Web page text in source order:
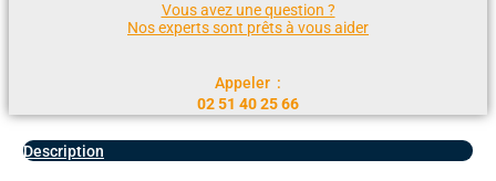
Vous avez une question ?
Nos experts sont prêts à vous aider
Appeler :
02 51 40 25 66
Description